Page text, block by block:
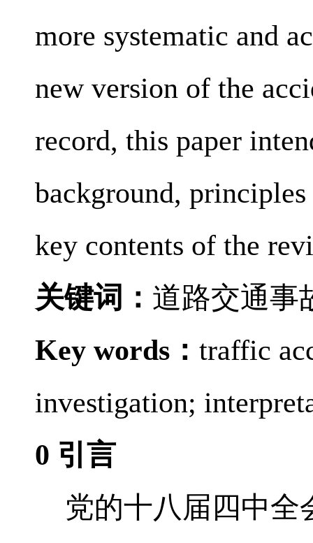
more systematic and
new version of the
record, this paper
background, principles
key contents of the
关键词： 道路交通事
Key words ： traffic
investigation;
0 引言
党的十八届四中全